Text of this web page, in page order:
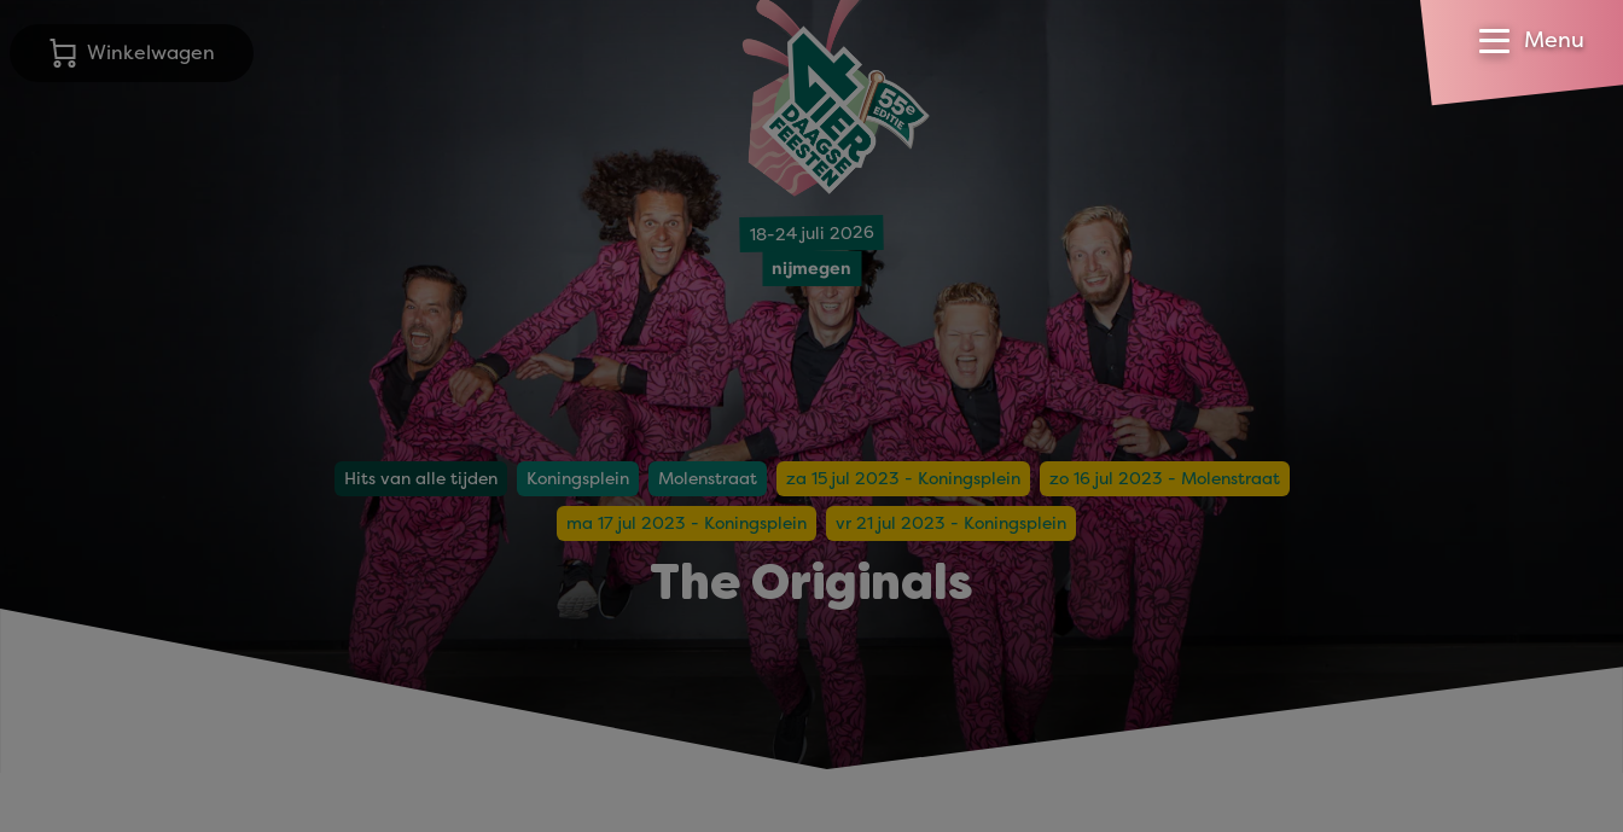
Winkelwagen
18-24 juli 2026
nijmegen
Menu
Hits van alle tijden Koningsplein Molenstraat za 15 jul 2023 - Koningsplein zo 16 jul 2023 - Molenstraat
ma 17 jul 2023 - Koningsplein vr 21 jul 2023 - Koningsplein
The Originals